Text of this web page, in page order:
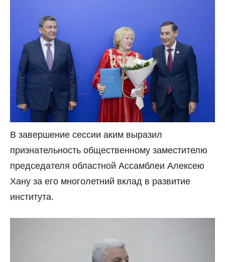
В завершение сессии аким выразил
признательность общественному заместителю
председателя областной Ассамблеи Алексею
Хану за его многолетний вклад в развитие
института.